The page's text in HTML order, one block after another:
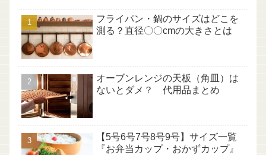
フライパン・鍋のサイズはどこを
測る？直径〇〇cmの大きさとは
オーブンレンジの天板（角皿）は
ないとダメ？ 代用品まとめ
【5号6号7号8号9号】サイズ一覧
『お弁当カップ・おかずカップ』